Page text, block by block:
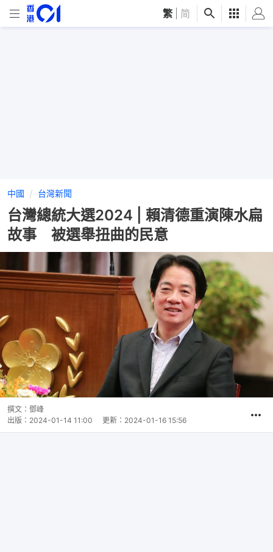
繁 简
中國 台灣新聞
台灣總統大選2024 | 賴清德重演陳水扁
故事 被選舉扭曲的民意
撰文： 鄧峰
出版： 2024-01-14 11:00 更新： 2024-01-16 15:56